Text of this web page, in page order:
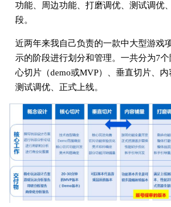
功能、周边功能、打磨调优、测试调优
段。
近两年来我自己负责的一款中大型游戏
示的阶段进行划分和管理。一共分为7
心切片（demo或MVP）、垂直切片、内
测试调优、正式上线。